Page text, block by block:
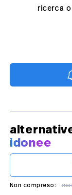
ricerca
idonee
Non compreso: